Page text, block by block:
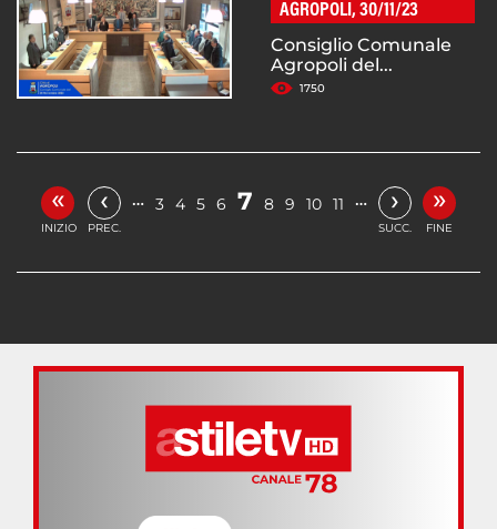
AGROPOLI, 30/11/23
Consiglio Comunale
Agropoli del...
1750
«
INIZIO
‹
PREC.
… 3 4 5 6 7 8 9 10 11 … ›
SUCC.
»
FINE